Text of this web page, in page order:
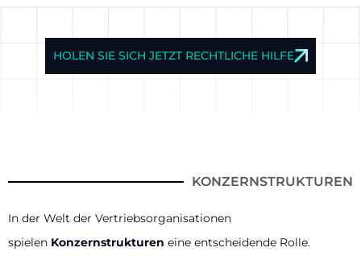
HOLEN SIE SICH JETZT RECHTLICHE HILFE
KONZERNSTRUKTUREN
In der Welt der Vertriebsorganisationen
spielen Konzernstrukturen eine entscheidende Rolle.